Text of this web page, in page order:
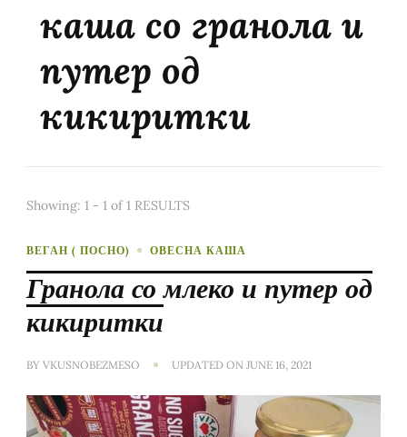
каша со гранола и
путер од
кикиритки
Showing: 1 - 1 of 1 RESULTS
ВЕГАН ( ПОСНО) ОВЕСНА КАША
Гранола со млеко и путер од
кикиритки
BY VKUSNOBEZMESO UPDATED ON JUNE 16, 2021